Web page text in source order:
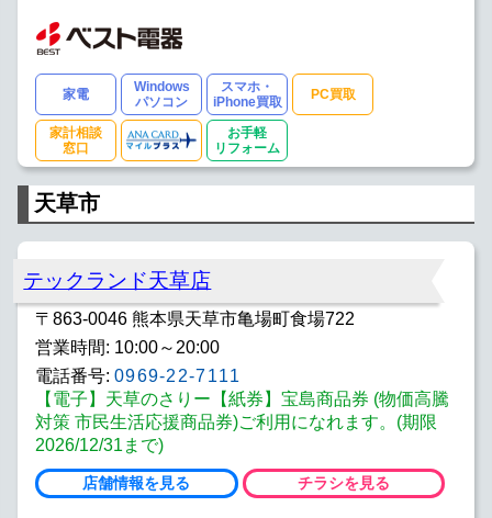
家電
Windows
パソコン
スマホ・
iPhone買取
PC買取
家計相談
窓口
お手軽
リフォーム
天草市
テックランド天草店
〒863-0046 熊本県天草市亀場町食場722
営業時間: 10:00～20:00
電話番号: 0969-22-7111
【電子】天草のさりー【紙券】宝島商品券 (物価高騰
対策 市民生活応援商品券)ご利用になれます。(期限
2026/12/31まで)
店舗情報を見る チラシを見る